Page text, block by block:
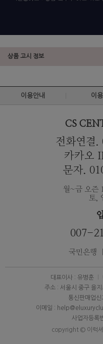
상품 고시 정보
이용안내 이
CS
전화연결
카카오
문자.
월~금 오즌
토,
007-
국민은행
대표이사 : 유병훈
주소 : 서울시 중구 을
통신판매업
이메일 :
사업자등록
copyright © 이럭